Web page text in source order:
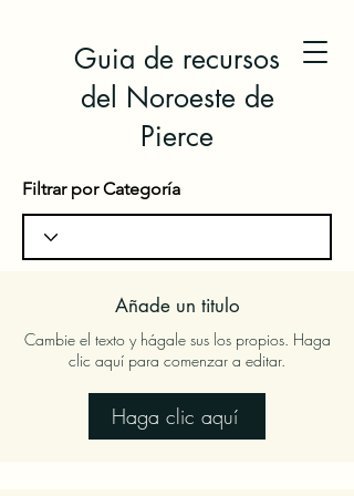
Guia de recursos
del Noroeste de
Pierce
Filtrar por Categoría
Añade un titulo
Cambie el texto y hágale sus los propios. Haga
clic aquí para comenzar a editar.
Haga clic aquí